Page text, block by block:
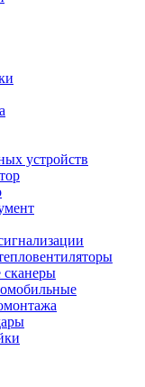
устройств
сканеры